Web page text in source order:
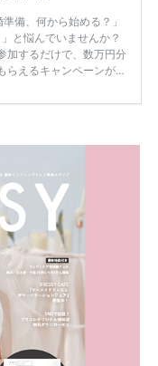
備、何から始める？」
と悩んでいませんか？
加するだけで、数万円分
らえるキャンペーンがあ
してしまうことも……。
方法・注意点 「どこが
は？」といった疑問も
補を絞れる「ウェディ
[…]
続きを読む